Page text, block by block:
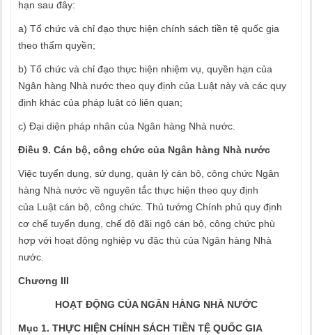
hạn sau đây:
a) Tổ chức và chỉ đạo thực hiện chính sách tiền tệ quốc gia
theo thẩm quyền;
b) Tổ chức và chỉ đạo thực hiện nhiệm vụ, quyền hạn của
Ngân hàng Nhà nước theo quy định của Luật này và các quy
định khác của pháp luật có liên quan;
c) Đại diện pháp nhân của Ngân hàng Nhà nước.
Điều 9. Cán bộ, công chức của Ngân hàng Nhà nước
Việc tuyển dụng, sử dụng, quản lý cán bộ, công chức Ngân
hàng Nhà nước về nguyên tắc thực hiện theo quy định
của Luật cán bộ, công chức. Thủ tướng Chính phủ quy định
cơ chế tuyển dụng, chế độ đãi ngộ cán bộ, công chức phù
hợp với hoạt động nghiệp vụ đặc thù của Ngân hàng Nhà
nước.
Chương III
HOẠT ĐỘNG CỦA NGÂN HÀNG NHÀ NƯỚC
Mục 1. THỰC HIỆN CHÍNH SÁCH TIỀN TỆ QUỐC GIA